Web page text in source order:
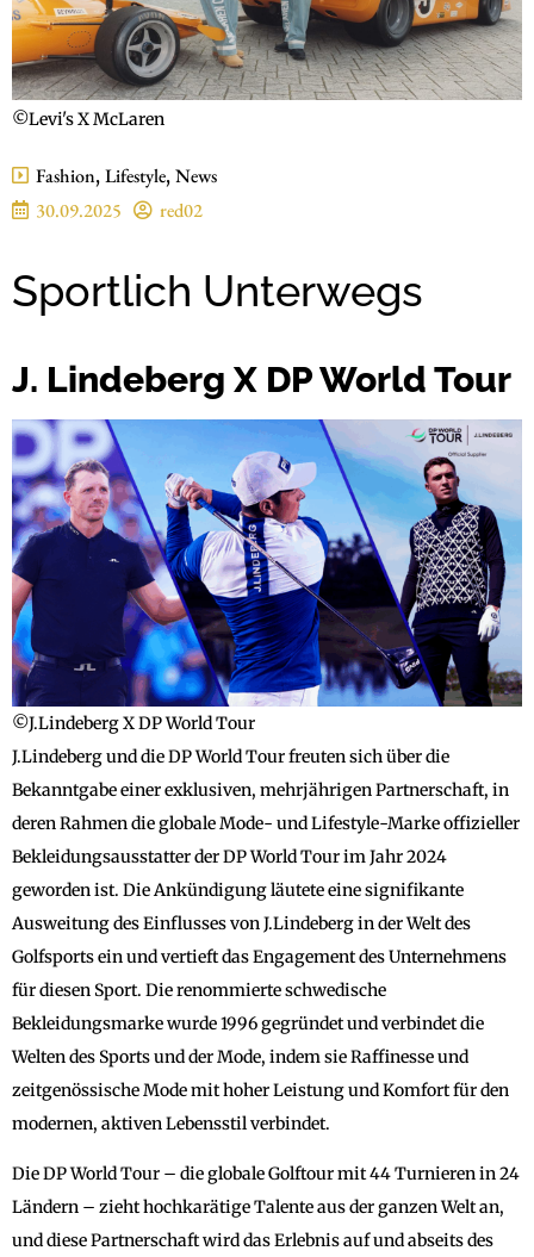
©Levi's X McLaren
Fashion, Lifestyle, News
30.09.2025
red02
Sportlich Unterwegs
J. Lindeberg X DP World Tour
©J.Lindeberg X DP World Tour
J.Lindeberg und die DP World Tour freuten sich über die
Bekanntgabe einer exklusiven, mehrjährigen Partnerschaft, in
deren Rahmen die globale Mode- und Lifestyle-Marke offizieller
Bekleidungsausstatter der DP World Tour im Jahr 2024
geworden ist. Die Ankündigung läutete eine signifikante
Ausweitung des Einflusses von J.Lindeberg in der Welt des
Golfsports ein und vertieft das Engagement des Unternehmens
für diesen Sport. Die renommierte schwedische
Bekleidungsmarke wurde 1996 gegründet und verbindet die
Welten des Sports und der Mode, indem sie Raffinesse und
zeitgenössische Mode mit hoher Leistung und Komfort für den
modernen, aktiven Lebensstil verbindet.
Die DP World Tour – die globale Golftour mit 44 Turnieren in 24
Ländern – zieht hochkarätige Talente aus der ganzen Welt an,
und diese Partnerschaft wird das Erlebnis auf und abseits des